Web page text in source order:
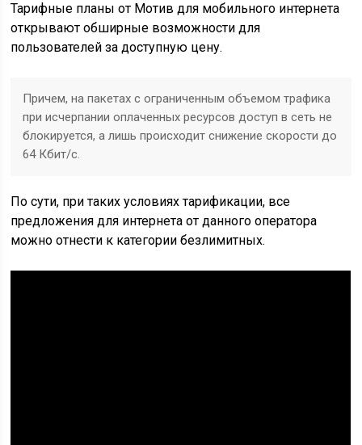
Тарифные планы от Мотив для мобильного интернета
открывают обширные возможности для
пользователей за доступную цену.
Причем, на пакетах с ограниченным объемом трафика
при исчерпании оплаченных ресурсов доступ в сеть не
блокируется, а лишь происходит снижение скорости до
64 Кбит/с.
По сути, при таких условиях тарификации, все
предложения для интернета от данного оператора
можно отнести к категории безлимитных.